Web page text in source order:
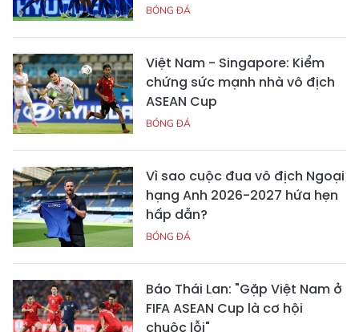
BÓNG ĐÁ
Việt Nam - Singapore: Kiểm
chứng sức mạnh nhà vô địch
ASEAN Cup
BÓNG ĐÁ
Vì sao cuộc đua vô địch Ngoại
hạng Anh 2026-2027 hứa hẹn
hấp dẫn?
BÓNG ĐÁ
Báo Thái Lan: "Gặp Việt Nam ở
FIFA ASEAN Cup là cơ hội
chuộc lỗi"